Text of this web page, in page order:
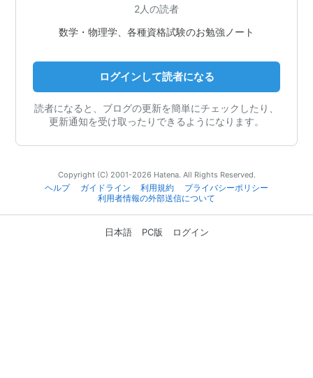
2人の読者
数学・物理学、各種資格試験のお勉強ノート
ログインして読者になる
読者になると、ブログの更新を簡単にチェックしたり、
更新通知を受け取ったりできるようになります。
Copyright (C) 2001-2026 Hatena. All Rights Reserved.
ヘルプ
ガイドライン 利用規約
プライバシーポリシー
利用者情報の外部送信について
日本語 PC版 ログイン